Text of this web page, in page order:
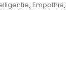
Verbeter, Empathie,